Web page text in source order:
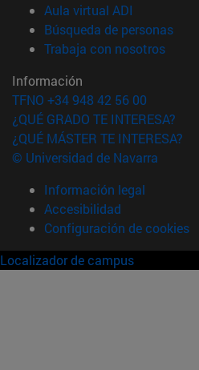
Aula virtual ADI
Búsqueda de personas
Trabaja con nosotros(abre
Información
TFNO +34 948 42 56 00
¿QUÉ GRADO TE INTERESA?
¿QUÉ MÁSTER TE INTERESA?
© Universidad de Navarra
Información legal
Accesibilidad
Configuración de cookies
Localizador de campus